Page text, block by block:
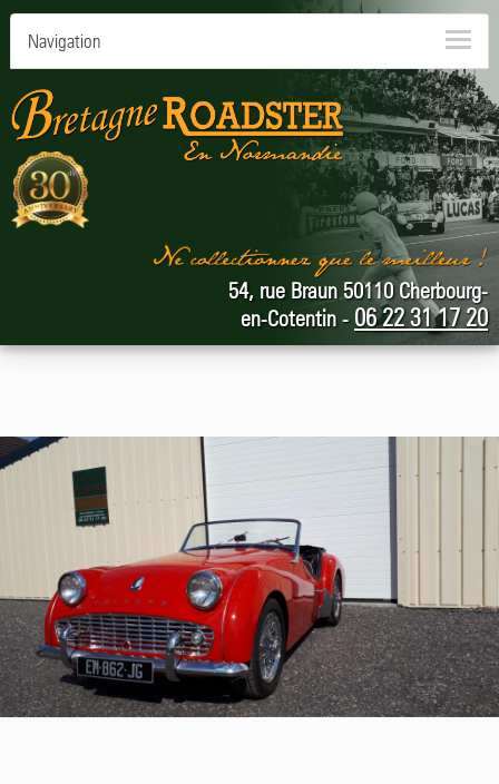
Navigation
54, rue Braun 50110 Cherbourg-
en-Cotentin - 06 22 31 17 20